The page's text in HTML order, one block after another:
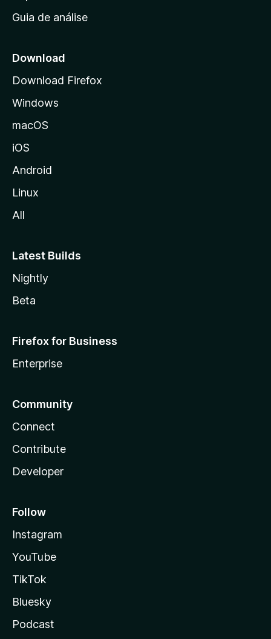
c
a
d
a
z
i
a
Guia de análise
Download
Download Firefox
Windows
macOS
iOS
Android
Linux
All
Latest Builds
Nightly
Beta
Firefox for Business
Enterprise
Community
Connect
Contribute
Developer
Follow
Instagram
YouTube
TikTok
Bluesky
Podcast